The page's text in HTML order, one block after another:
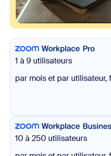
1 à 9 utilisateurs
par mois et par
10 à 250 utilisateurs